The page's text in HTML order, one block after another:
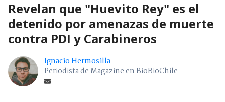
Revelan que "Huevito Rey" es el
detenido por amenazas de muerte
contra PDI y Carabineros
Ignacio Hermosilla
Periodista de Magazine en BioBioChile